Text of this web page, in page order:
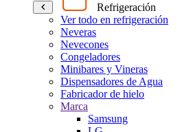
Refrigeración
Ver todo en refrigeración
Neveras
Nevecones
Congeladores
Minibares y Vineras
Dispensadores de Agua
Fabricador de hielo
Marca
Samsung